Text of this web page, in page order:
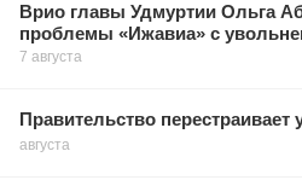
Врио главы Удмуртии Ольга
проблемы «Ижавиа» с
7 августа
Правительство перестраивает
августа